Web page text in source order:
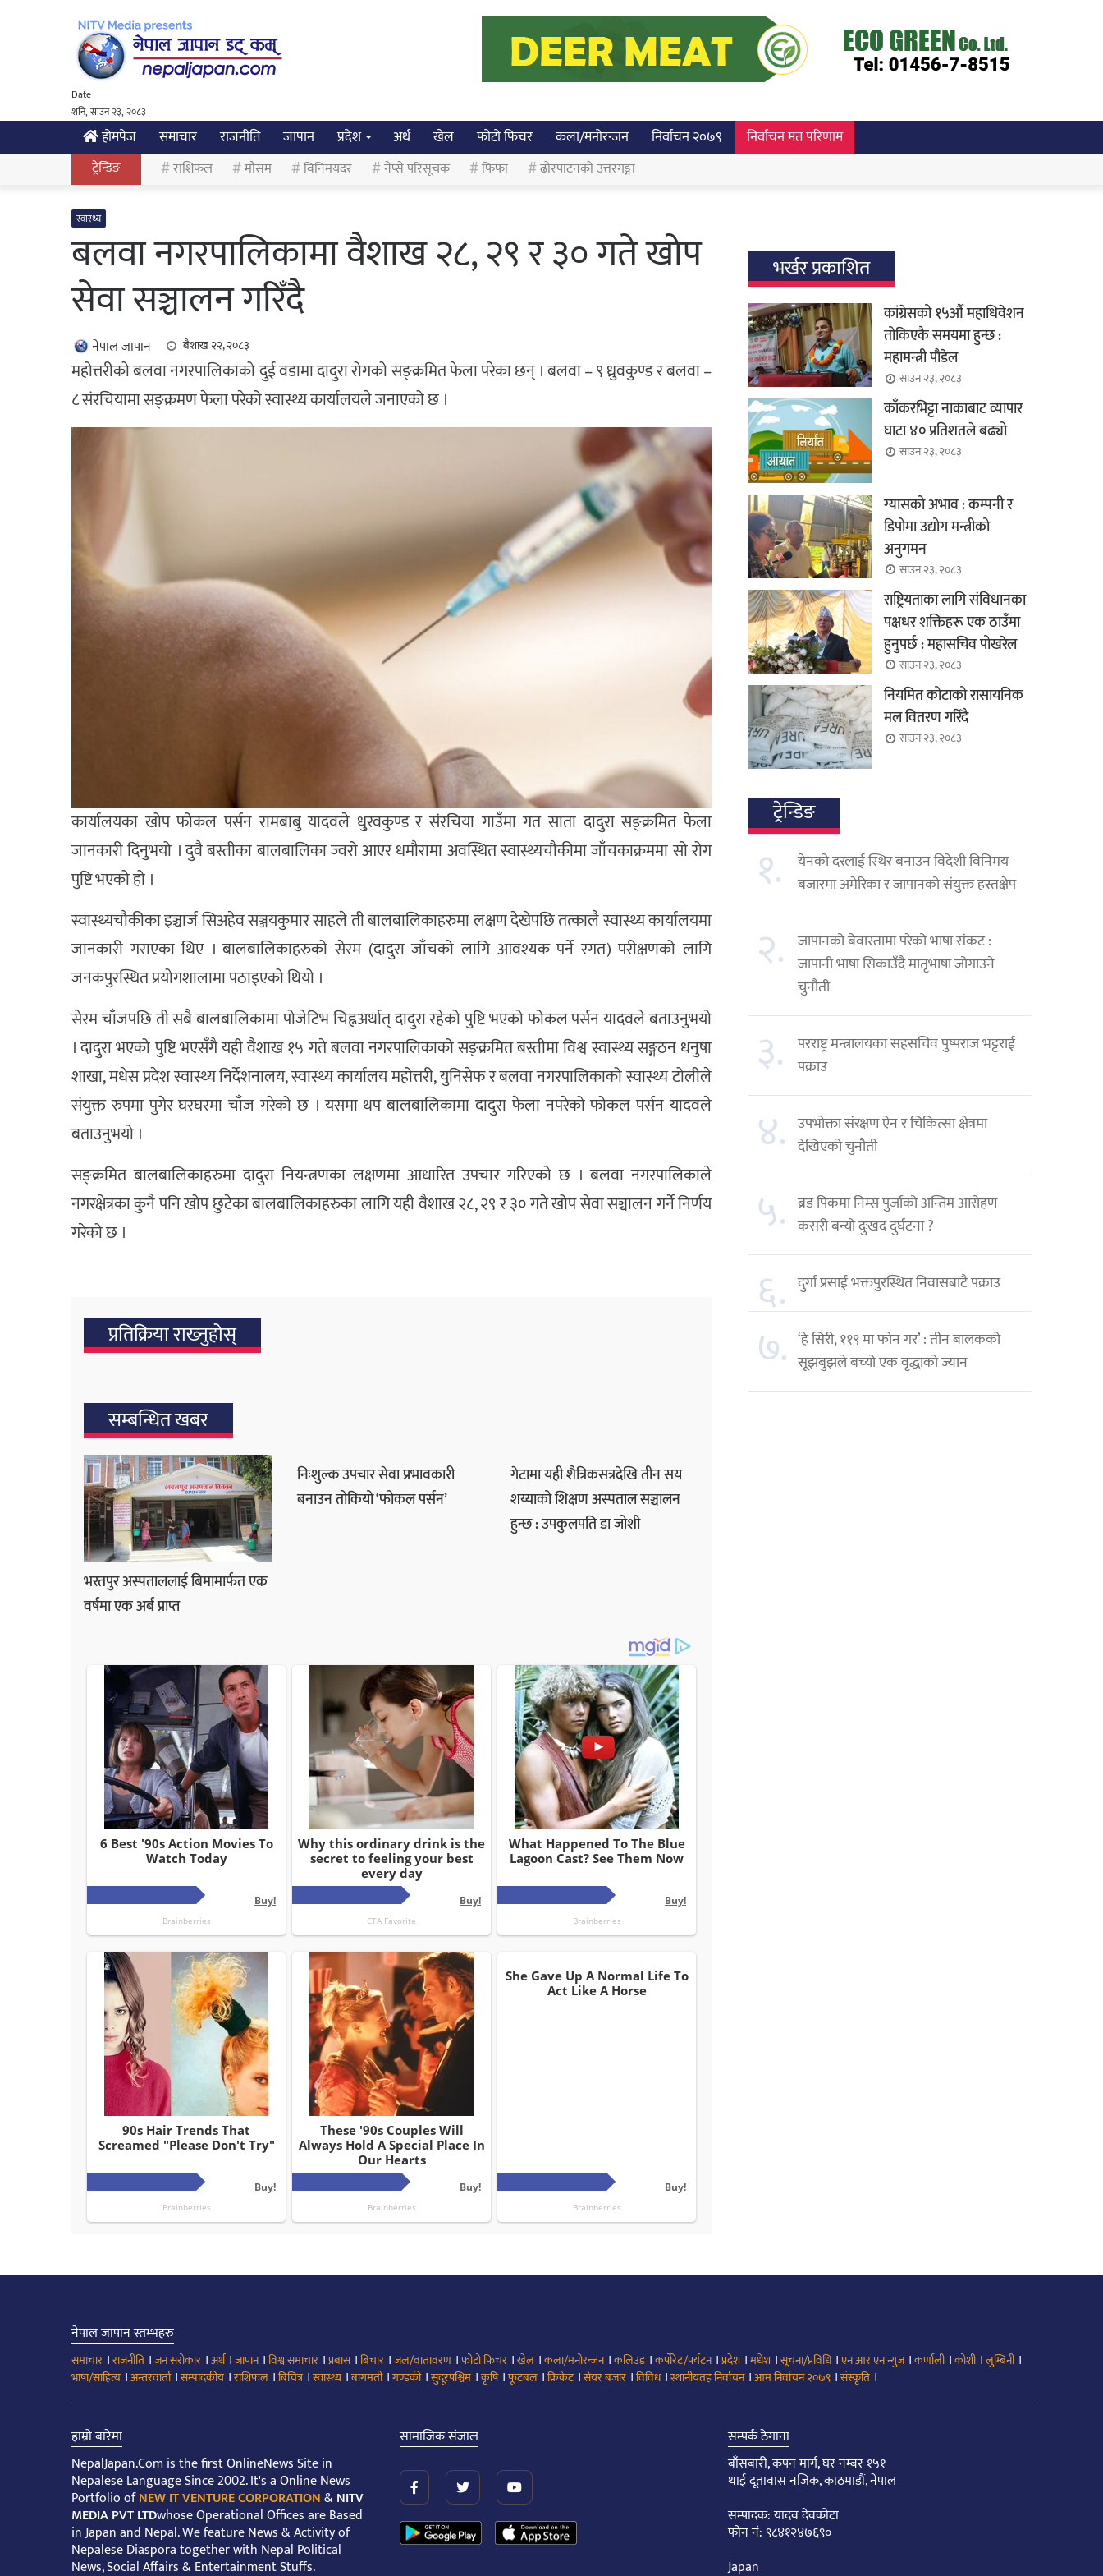
Date
शनि, साउन २३, २०८३
होमपेज समाचार राजनीति जापान प्रदेश अर्थ खेल फोटो फिचर कला/मनोरन्जन निर्वाचन २०७९ निर्वाचन मत परिणाम
ट्रेन्डिङ राशिफल मौसम विनिमयदर नेप्से परिसूचक फिफा ढोरपाटनको उत्तरगङ्गा
स्वास्थ्य
बलवा नगरपालिकामा वैशाख २८, २९ र ३० गते खोप
सेवा सञ्चालन गरिँदै
नेपाल जापान बैशाख २२, २०८३
महोत्तरीको बलवा नगरपालिकाको दुई वडामा दादुरा रोगको सङ्क्रमित फेला परेका छन् । बलवा – ९ ध्रुवकुण्ड र बलवा –
८ संरचियामा सङ्क्रमण फेला परेको स्वास्थ्य कार्यालयले जनाएको छ ।
कार्यालयका खोप फोकल पर्सन रामबाबु यादवले धु्रवकुण्ड र संरचिया गाउँमा गत साता दादुरा सङ्क्रमित फेला
जानकारी दिनुभयो । दुवै बस्तीका बालबालिका ज्वरो आएर धमौरामा अवस्थित स्वास्थ्यचौकीमा जाँचकाक्रममा सो रोग
पुष्टि भएको हो ।
स्वास्थ्यचौकीका इञ्चार्ज सिअहेव सञ्जयकुमार साहले ती बालबालिकाहरुमा लक्षण देखेपछि तत्कालै स्वास्थ्य कार्यालयमा
जानकारी गराएका थिए । बालबालिकाहरुको सेरम (दादुरा जाँचको लागि आवश्यक पर्ने रगत) परीक्षणको लागि
जनकपुरस्थित प्रयोगशालामा पठाइएको थियो ।
सेरम चाँजपछि ती सबै बालबालिकामा पोजेटिभ चिह्नअर्थात् दादुरा रहेको पुष्टि भएको फोकल पर्सन यादवले बताउनुभयो
। दादुरा भएको पुष्टि भएसँगै यही वैशाख १५ गते बलवा नगरपालिकाको सङ्क्रमित बस्तीमा विश्व स्वास्थ्य सङ्गठन धनुषा
शाखा, मधेस प्रदेश स्वास्थ्य निर्देशनालय, स्वास्थ्य कार्यालय महोत्तरी, युनिसेफ र बलवा नगरपालिकाको स्वास्थ्य टोलीले
संयुक्त रुपमा पुगेर घरघरमा चाँज गरेको छ । यसमा थप बालबालिकामा दादुरा फेला नपरेको फोकल पर्सन यादवले
बताउनुभयो ।
सङ्क्रमित बालबालिकाहरुमा दादुरा नियन्त्रणका लक्षणमा आधारित उपचार गरिएको छ । बलवा नगरपालिकाले
नगरक्षेत्रका कुनै पनि खोप छुटेका बालबालिकाहरुका लागि यही वैशाख २८, २९ र ३० गते खोप सेवा सञ्चालन गर्ने निर्णय
गरेको छ ।
प्रतिक्रिया राख्‍नुहोस्
सम्बन्धित खबर
भरतपुर अस्पताललाई बिमामार्फत एक
वर्षमा एक अर्ब प्राप्त
निःशुल्क उपचार सेवा प्रभावकारी
बनाउन तोकियो ‘फोकल पर्सन’
गेटामा यही शैत्रिकसत्रदेखि तीन सय
शय्याको शिक्षण अस्पताल सञ्चालन
हुन्छ : उपकुलपति डा जोशी
भर्खर प्रकाशित
कांग्रेसको १५औँ महाधिवेशन
तोकिएकै समयमा हुन्छ :
महामन्त्री पौडेल
साउन २३, २०८३
काँकरभिट्टा नाकाबाट व्यापार
घाटा ४० प्रतिशतले बढ्यो
साउन २३, २०८३
ग्यासको अभाव : कम्पनी र
डिपोमा उद्योग मन्त्रीको
अनुगमन
साउन २३, २०८३
राष्ट्रियताका लागि संविधानका
पक्षधर शक्तिहरू एक ठाउँमा
हुनुपर्छ : महासचिव पोखरेल
साउन २३, २०८३
नियमित कोटाको रासायनिक
मल वितरण गरिँदै
साउन २३, २०८३
ट्रेन्डिङ
१.
येनको दरलाई स्थिर बनाउन विदेशी विनिमय
बजारमा अमेरिका र जापानको संयुक्त हस्तक्षेप
२.
जापानको बेवास्तामा परेको भाषा संकट :
जापानी भाषा सिकाउँदै मातृभाषा जोगाउने
चुनौती
३.
परराष्ट्र मन्त्रालयका सहसचिव पुष्पराज भट्टराई
पक्राउ
४. उपभोक्ता संरक्षण ऐन र चिकित्सा क्षेत्रमा
देखिएको चुनौती
५. ब्रड पिकमा निम्स पुर्जाको अन्तिम आरोहण
कसरी बन्यो दुःखद दुर्घटना ?
६. दुर्गा प्रसाईं भक्तपुरस्थित निवासबाटै पक्राउ
७. ‘हे सिरी, ११९ मा फोन गर’ : तीन बालकको
सूझबुझले बच्यो एक वृद्धाको ज्यान
नेपाल जापान स्तम्भहरु
समाचार ।राजनीति ।जन सरोकार ।अर्थ।जापान।विश्व समाचार ।प्रबास।बिचार ।जल/वातावरण ।फोटो फिचर ।खेल ।कला/मनोरन्जन।कलिउड।कर्पोरेट/पर्यटन।प्रदेश।मधेश।सूचना/प्रविधि।एन आर एन न्युज।कर्णाली।कोशी।लुम्बिनी।
भाषा/साहित्य ।अन्तरवार्ता।सम्पादकीय ।राशिफल ।बिचित्र।स्वास्थ्य ।बागमती।गण्डकी।सुदूरपश्चिम ।कृषि।फूटबल ।क्रिकेट।सेयर बजार ।विविध।स्थानीयतह निर्वाचन।आम निर्वाचन २०७९ ।संस्कृति ।
हाम्रो बारेमा
NepalJapan.Com is the first OnlineNews Site in
Nepalese Language Since 2002. It's a Online News
Portfolio ofNEW IT VENTURE CORPORATION&NITV
MEDIA PVT LTDwhose Operational Offices are Based
in Japan and Nepal. We feature News & Activity of
Nepalese Diaspora together with Nepal Political
News, Social Affairs & Entertainment Stuffs.
सामाजिक संजाल
सम्पर्क ठेगाना
बाँसबारी, कपन मार्ग, घर नम्बर १५१
थाई दूतावास नजिक, काठमाडौं, नेपाल
सम्पादक: यादव देवकोटा
फोन नं: ९८४१२४७६९०
Japan